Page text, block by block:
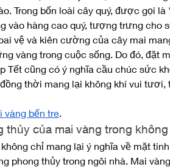
Trong bốn loài cây quý, được gọi là
vào hàng cao quý, tượng trưng cho
vệ và kiên cường của cây mai
vàng trong cuộc sống. Do đó, đặt
Tết cũng có ý nghĩa cầu chúc sức
thời mang lại không khí vui
vàng bến tre.
thủy của mai vàng trong
chỉ mang lại ý nghĩa về mặt
phong thủy trong ngôi nhà. Mai